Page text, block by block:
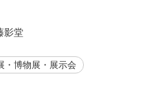
影堂
・博物展・展示会